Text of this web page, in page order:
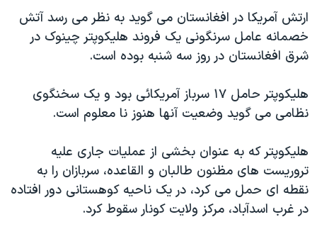
جهش
به
جستجو
ورزشی
گزیده‌ها
ویژه برنامه‌ها
ویدیوها
فرهنگ و زندگی
علم و فناوری
اسرائیل در جنگ
جام جهانی ۲۰۲۶
عملیات خشم حماسی
۲۵۰سالگی آمریکا
بایگانی برنامه‌های تلویزیونی
مستندها
حمله جمهوری اسلامی به اسرائیل
رمز مهسا
ورزش زنان در ایران
فرکانس‌های صدای آمریکا
پخش رادیویی
دنبال کنید
زبانهای مختلف
ارتش آمريکا در افغانستان می گويد به نظر می رسد آتش
خصمانه عامل سرنگونی يک فروند هليکوپتر چينوک در
شرق افغانستان در روز سه شنبه بوده است.
هليکوپتر حامل ۱۷ سرباز آمريکائی بود و يک سخنگوی
نظامی می گويد وضعيت آنها هنوز نا معلوم است.
هليکوپتر که به عنوان بخشی از عمليات جاری عليه
تروريست های مظنون طالبان و القاعده، سربازان را به
نقطه ای حمل می کرد، در يک ناحيه کوهستانی دور افتاده
در غرب اسدآباد، مرکز ولايت کونار سقوط کرد.